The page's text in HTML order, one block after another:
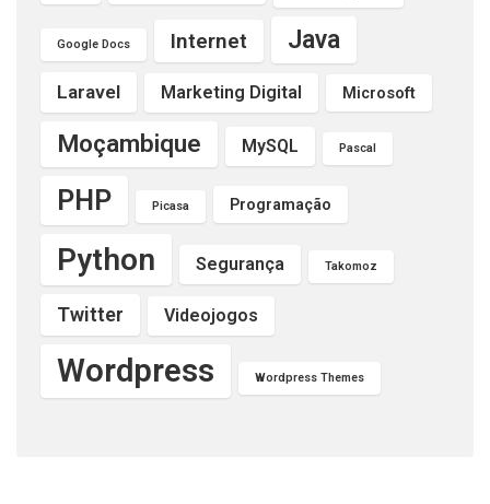
Google Docs Internet Java
Laravel Marketing Digital Microsoft
Moçambique MySQL Pascal
PHP Picasa Programação
Python Segurança Takomoz
Twitter Videojogos
Wordpress Wordpress Themes